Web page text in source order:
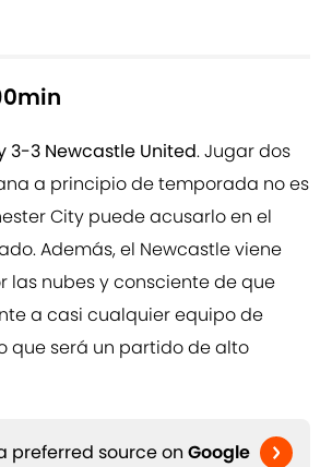
3-3 Newcastle United. Jugar dos
a principio de temporada no es
City puede acusarlo en el
Además, el Newcastle viene
las nubes y consciente de que
a casi cualquier equipo de
que será un partido de alto
preferred source on Google